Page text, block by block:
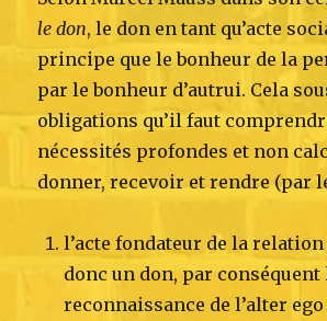
le don, le don en tant qu’acte
principe que le bonheur de la
par le bonheur d’autrui. Cela
obligations qu’il faut
nécessités profondes et non
donner, recevoir et rendre (par
l’acte fondateur de la
donc un don, par conséquent
reconnaissance de l’alter ego